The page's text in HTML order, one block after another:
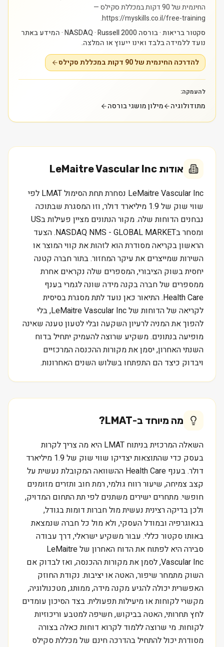
החינמית של 90 דקות במכללת סקילס —
https://myskills.co.il/free-training.
סקטור בריאות · בורסה NASDAQ · Russell 2000 · המידע באתר
נועד ללמידה בלבד ואינו ייעוץ או המלצה.
להדרכה החינמית של 90 דקות במכללת סקילס
להעמקה:
מתודולוגיה מילון מושגי בורסה
אודות LeMaitre Vascular Inc
LeMaitre Vascular Inc נסחרת תחת הסימול LMAT לפי
שווי שוק של 1.9 מיליארד דולר, וזו המסגרת שבתוכה
נבחנים הדוחות שלה. מקור הנתונים מציין פעילות בUS
ומסחר בNASDAQ NMS - GLOBAL MARKET. הצעד
הראשון בקריאה מסודרת הוא לזהות את קווי המוצר או
השירות שמייצרים את עיקר המחזור. בתור חברה קטנה
יחסית בשוק הציבורי, המספרים שלה נקראים אחרת
ממספרים של חברה בקנה מידה שונה לגמרי בענף
Health Care. התיאור כאן נועד לתת מסגרת בסיסית
לקריאה של הדוחות של LeMaitre Vascular Inc, בלי
להפוך את המניה לרעיון השקעה ובלי לטעון טענה שאינה
מופיעה בנתונים. משקיע שרוצה להעמיק יתחיל בדוח
השנתי האחרון, יסמן את מקורות ההכנסה המרכזיים
ויבדוק כיצד הם התפתחו בשלוש השנים האחרונות.
מה מיוחד ב-LMAT
?
השאלה המרכזית בניתוח LMAT היא מה צריך לקרות
בעסק כדי שהתוצאות יצדיקו שווי שוק של 1.9 מיליארד
דולר. בענף Health Care ההשוואה המקובלת נעשית על
קצב צמיחה, שיעור רווח גולמי, רמת חוב ותזרים מזומנים
חופשי. מתחרים ישירים משתנים לפי תת התחום המדויק,
ולכן בדיקה רצינית נעשית מול חברות דומות בגודל,
בגאוגרפיה ובמודל העסקי, ולא מול כל חברה שנמצאת
באותו סקטור כללי. עבור משקיע ישראלי, דרך עבודה
סבירה היא לפתוח את הדוח האחרון של LeMaitre
Vascular Inc, לסמן את מקורות ההכנסה, ואז לבדוק אם
השוק מתמחר שיפור, האטה או יציבות. נקודת החוזק
האפשרית יכולה להגיע מקנה מידה, ממותג, מטכנולוגיה,
מקשרי לקוחות או מיעילות תפעולית. בצד הסיכון עומדים
לחץ תחרותי, האטה בביקוש, חשיפה למטבע וריכוזיות
לקוחות. מי שרוצה ללמוד לקרוא דוחות כאלה בצורה
מסודרת יכול להתחיל בהדרכה חינם של מכללת סקילס